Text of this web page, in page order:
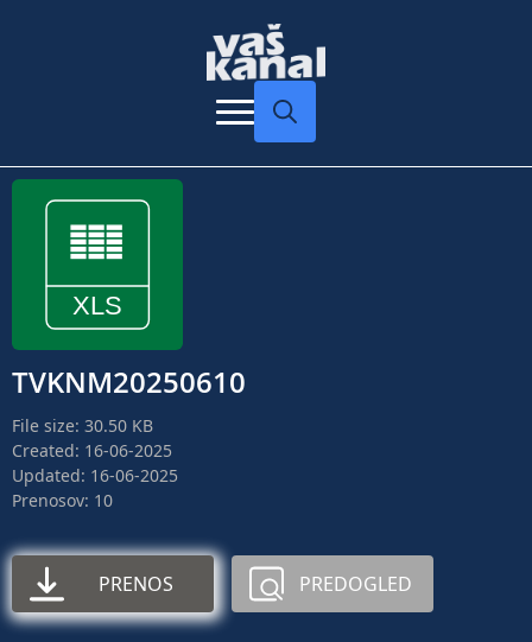
TVKNM20250610
File size: 30.50 KB
Created: 16-06-2025
Updated: 16-06-2025
Prenosov: 10
PRENOS PREDOGLED